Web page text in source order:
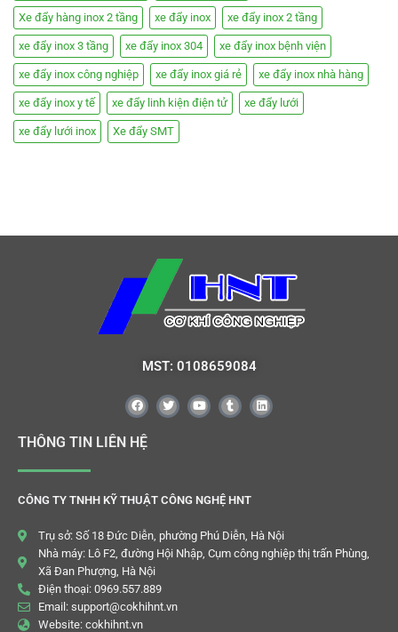
Xe đẩy hàng inox 2 tầng xe đẩy inox xe đẩy inox 2 tầng
xe đẩy inox 3 tầng xe đẩy inox 304 xe đẩy inox bệnh viện
xe đẩy inox công nghiệp xe đẩy inox giá rẻ xe đẩy inox nhà hàng
xe đẩy inox y tế xe đẩy linh kiện điện tử xe đẩy lưới
xe đẩy lưới inox Xe đẩy SMT
MST: 0108659084
THÔNG TIN LIÊN HỆ
CÔNG TY TNHH KỸ THUẬT CÔNG NGHỆ HNT
Trụ sở: Số 18 Đức Diễn, phường Phú Diễn, Hà Nội
Nhà máy: Lô F2, đường Hội Nhập, Cụm công nghiệp thị trấn Phùng,
Xã Đan Phượng, Hà Nội
Điện thoại: 0969.557.889
Email: support@cokhihnt.vn
Website: cokhihnt.vn